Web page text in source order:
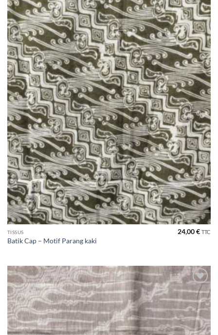
Ajouter
à la liste
de
souhaits
TISSUS
Batik Cap – Motif Parang kaki
24,00€ TTC
Ajouter
à la liste
de
souhaits